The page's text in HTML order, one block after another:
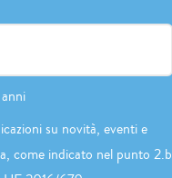
su novità, eventi e
come indicato nel punto 2.b